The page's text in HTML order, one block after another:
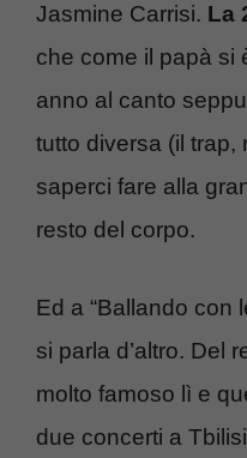
Jasmine Carrisi. La
che come il papà si
anno al canto
tutto diversa (il trap,
saperci fare alla
resto del corpo.
Ed a “Ballando con
si parla d’altro. Del
molto famoso lì e
due concerti a